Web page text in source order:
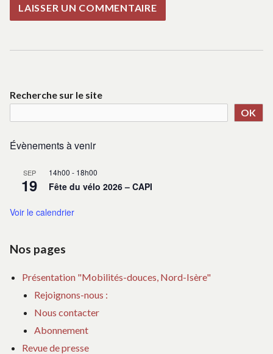
Recherche sur le site
OK
Évènements à venir
SEP
19
14h00 - 18h00
Fête du vélo 2026 – CAPI
Voir le calendrier
Nos pages
Présentation "Mobilités-douces, Nord-Isère"
Rejoignons-nous :
Nous contacter
Abonnement
Revue de presse